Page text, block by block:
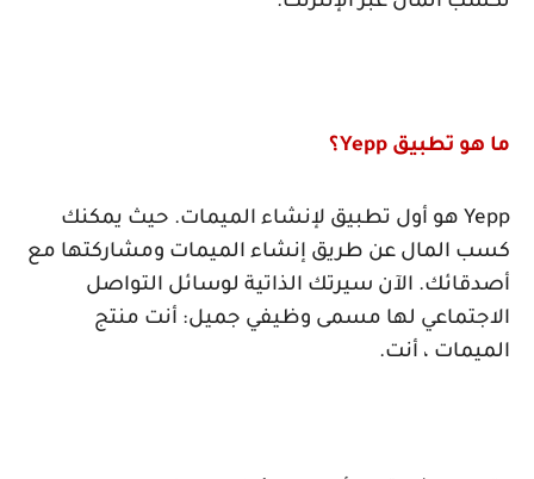
ما هو تطبيق Yepp؟
Yepp هو أول تطبيق لإنشاء الميمات. حيث يمكنك
كسب المال عن طريق إنشاء الميمات ومشاركتها مع
أصدقائك. الآن سيرتك الذاتية لوسائل التواصل
الاجتماعي لها مسمى وظيفي جميل: أنت منتج
الميمات ، أنت.